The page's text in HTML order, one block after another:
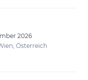
2026
Österreich